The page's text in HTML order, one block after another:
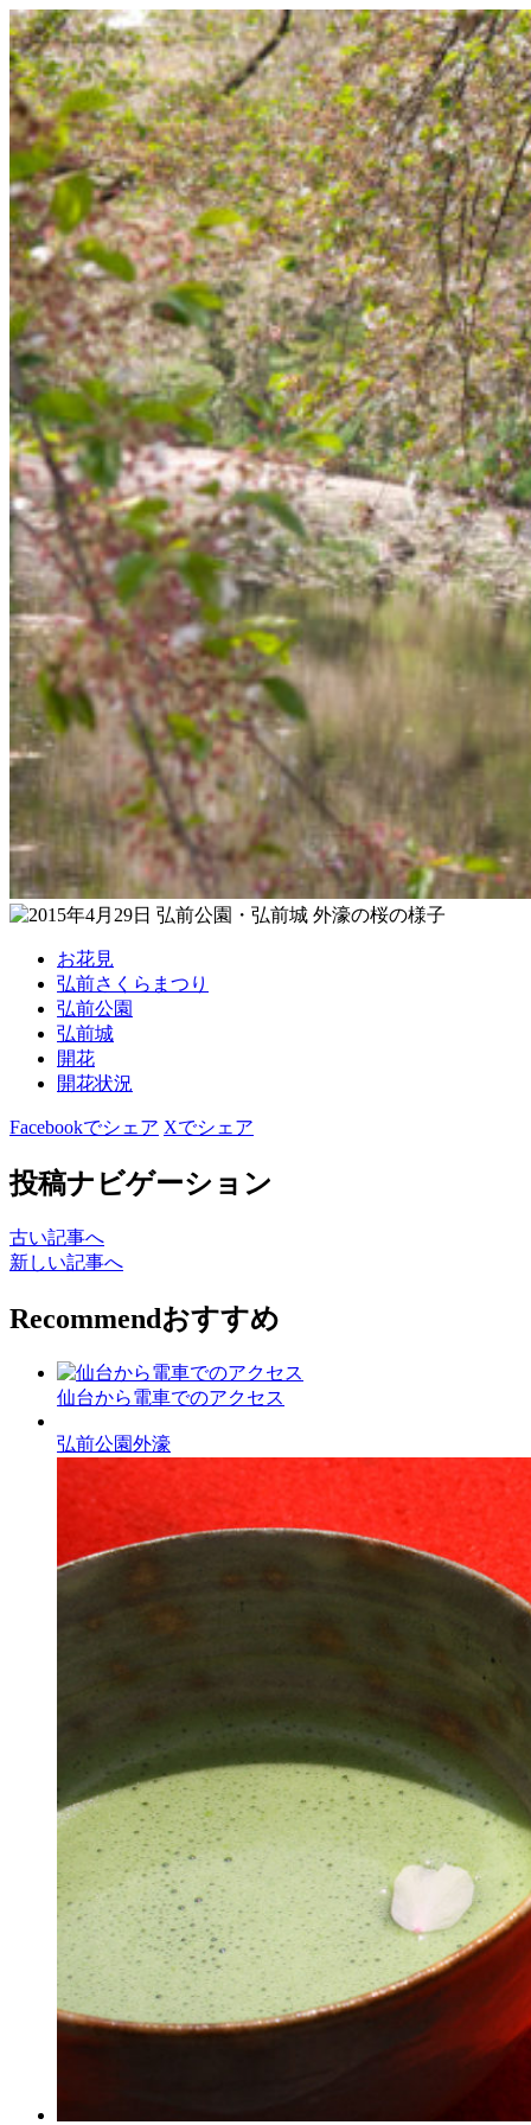
お花見
弘前さくらまつり
弘前公園
弘前城
開花
開花状況
Facebookでシェア Xでシェア
投稿ナビゲーション
古い記事へ
新しい記事へ
Recommendおすすめ
仙台から電車でのアクセス
弘前公園外濠